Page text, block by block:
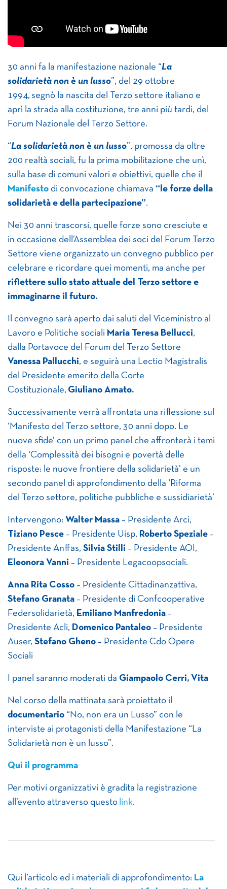
30 anni fa la manifestazione nazionale “La
solidarietà non è un lusso”, del 29 ottobre
1994, segnò la nascita del Terzo settore italiano e
aprì la strada alla costituzione, tre anni più tardi, del
Forum Nazionale del Terzo Settore.
“La solidarietà non è un lusso”, promossa da oltre
200 realtà sociali, fu la prima mobilitazione che unì,
sulla base di comuni valori e obiettivi, quelle che il
Manifesto di convocazione chiamava “le forze della
solidarietà e della partecipazione”.
Nei 30 anni trascorsi, quelle forze sono cresciute e
in occasione dell’Assemblea dei soci del Forum Terzo
Settore viene organizzato un convegno pubblico per
celebrare e ricordare quei momenti, ma anche per
riflettere sullo stato attuale del Terzo settore e
immaginarne il futuro.
Il convegno sarà aperto dai saluti del Viceministro al
Lavoro e Politiche sociali Maria Teresa Bellucci,
dalla Portavoce del Forum del Terzo Settore
Vanessa Pallucchi, e seguirà una Lectio Magistralis
del Presidente emerito della Corte
Costituzionale, Giuliano Amato.
Successivamente verrà affrontata una riflessione sul
‘Manifesto del Terzo settore, 30 anni dopo. Le
nuove sfide’ con un primo panel che affronterà i temi
della ‘Complessità dei bisogni e povertà delle
risposte: le nuove frontiere della solidarietà’ e un
secondo panel di approfondimento della ‘Riforma
del Terzo settore, politiche pubbliche e sussidiarietà’
Intervengono: Walter Massa – Presidente Arci,
Tiziano Pesce – Presidente Uisp, Roberto Speziale –
Presidente Anffas, Silvia Stilli – Presidente AOI,
Eleonora Vanni – Presidente Legacoopsociali.
Anna Rita Cosso – Presidente Cittadinanzattiva,
Stefano Granata – Presidente di Confcooperative
Federsolidarietà, Emiliano Manfredonia –
Presidente Acli, Domenico Pantaleo – Presidente
Auser, Stefano Gheno – Presidente Cdo Opere
Sociali
I panel saranno moderati da Giampaolo Cerri, Vita
Nel corso della mattinata sarà proiettato il
documentario “No, non era un Lusso” con le
interviste ai protagonisti della Manifestazione “La
Solidarietà non è un lusso”.
Qui il programma
Per motivi organizzativi è gradita la registrazione
all’evento attraverso questo link.
Qui l’articolo ed i materiali di approfondimento: La